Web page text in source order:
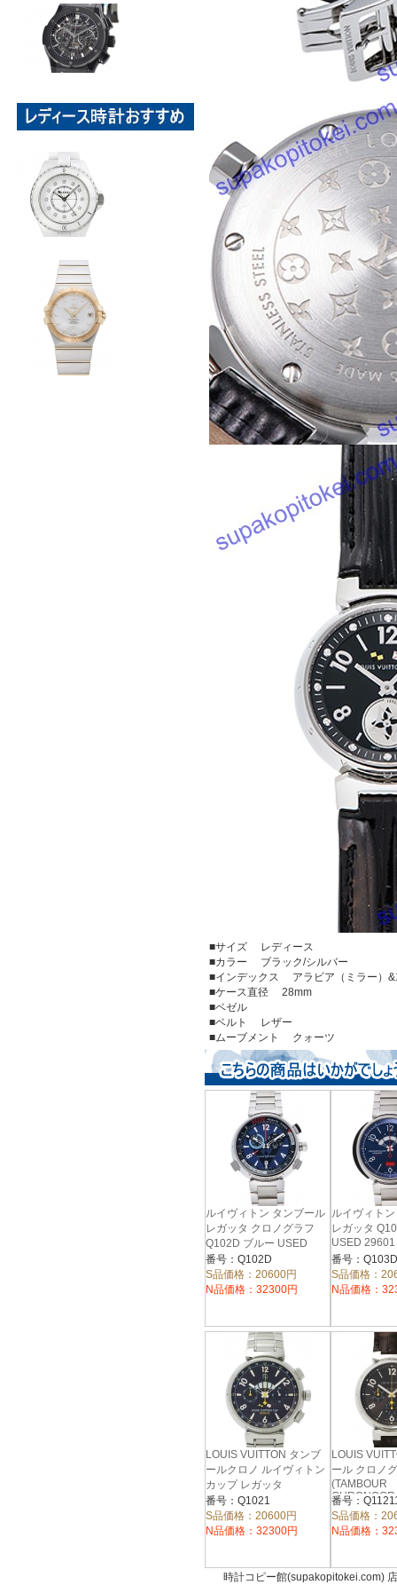
■サイズ レディース
■カラー ブラック/シルバー
■インデックス アラビア（ミラー）
■ケース直径 28mm
■ベゼル
■ベルト レザー
■ムーブメント クォーツ
ルイヴィトン タンブール
レガッタ クロノグラフ
Q102D ブルー USED
35420
番号：Q102D
S品価格：20600円
N品価格：32300円
ルイヴィト
レガッタ
USED 29601
番号：Q103D
S品価格：
N品価格：
LOUIS VUITTON タンブ
ールクロノ ルイヴィトン
カップ レガッタ
(TAMBOUR CHRONO LV
CUP REGATTA /
Ref.Q1021
番号：Q1021
S品価格：20600円
N品価格：32300円
LOUIS
ール クロノ
(TAMBOUR
Ref.Q11211)
番号：
S品価格：
N品価格：
時計コピー館(supakopitokei.com)